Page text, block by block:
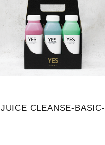
JUICE CLEANSE-BASIC-